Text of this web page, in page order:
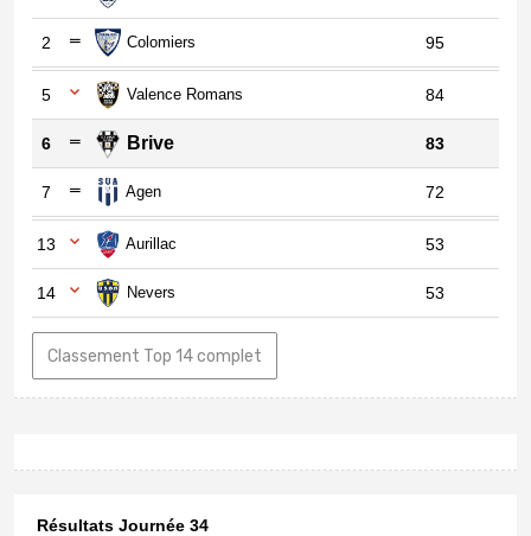
2 Colomiers 95
5 Valence Romans 84
6 Brive 83
7 Agen 72
13 Aurillac 53
14 Nevers 53
Classement Top 14 complet
Résultats Journée 34